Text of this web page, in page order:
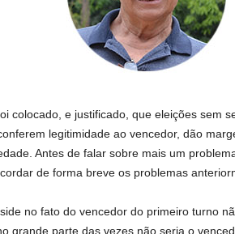
colocado, e justificado, que eleições sem
legitimidade ao vencedor, dão
Antes de falar sobre mais um
de forma breve os problemas
no fato do vencedor do primeiro turno
grande parte das vezes não seria o